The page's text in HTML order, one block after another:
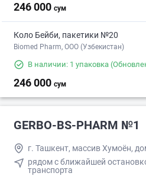
246 000 сум
Коло Бейби, пакетики №20
Biomed Pharm, OOO (Узбекистан)
В наличии: 1 упаковка
246 000 сум
GERBO-BS-PHARM №1
г. Ташкент, массив Хумоён,
рядом с ближайшей
транспорта